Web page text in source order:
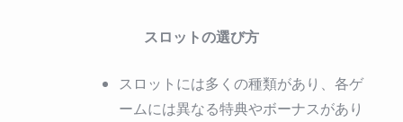
スロットの選び方
スロットには多くの種類があり、各ゲ
ームには異なる特典やボーナスがあり